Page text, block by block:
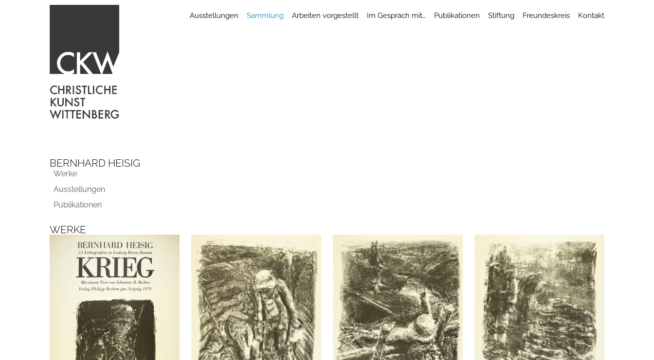
Ausstellungen Sammlung Arbeiten vorgestellt Im Gespräch mit… Publikationen Stiftung Freundeskreis Kontakt
BERNHARD HEISIG
Werke
Ausstellungen
Publikationen
WERKE